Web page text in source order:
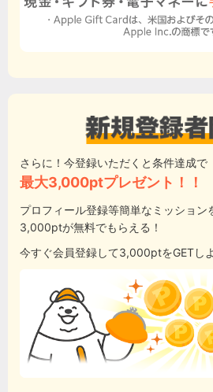
さらに！今登録いただくと条件達成で
最大3,000ptプレゼント！！
プロフィール登録等簡単なミッション
3,000ptが無料でもらえる！
今すぐ会員登録して3,000ptをGETし